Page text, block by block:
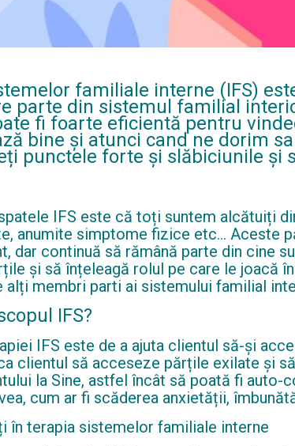
familiale interne (IFS)
parte din sistemul familial
fi foarte eficientă pentru
bine și atunci cand ne dorim
punctele forte și slăbiciunile și
IFS este că toți suntem alcătuiți
anumite simptome fizice etc… Aceste
dar continuă să rămână parte din cine
și să înțeleagă rolul pe care le joacă
alți membri parti ai sistemului familial
IFS?
IFS este de a ajuta clientul să-și
clientul să acceseze părțile exilate și
la Sine, astfel încât să poată fi
cum ar fi scăderea anxietății,
în terapia sistemelor familiale interne